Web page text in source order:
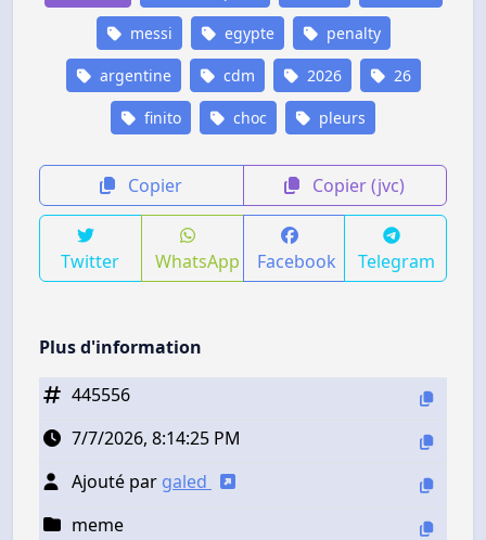
messi egypte penalty
argentine cdm 2026 26
finito choc pleurs
Copier Copier (jvc)
Twitter WhatsApp Facebook Telegram
Plus d'information
445556
7/7/2026, 8:14:25 PM
Ajouté par galed
meme